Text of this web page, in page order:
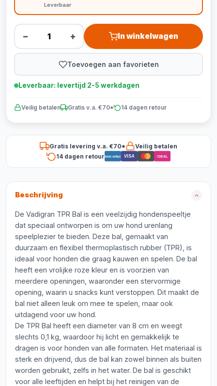
Leverbaar
− + In winkelwagen
Toevoegen aan favorieten
Leverbaar: levertijd 2-5 werkdagen
Veilig betalen Gratis v.a. €70* 14 dagen retour
Gratis levering v.a. €70*
Veilig betalen
14 dagen retourBancontact VISA iDEAL
Beschrijving
De Vadigran TPR Bal is een veelzijdig hondenspeeltje
dat speciaal ontworpen is om uw hond urenlang
speelplezier te bieden. Deze bal, gemaakt van
duurzaam en flexibel thermoplastisch rubber (TPR), is
ideaal voor honden die graag kauwen en spelen. De bal
heeft een vrolijke roze kleur en is voorzien van
meerdere openingen, waaronder een stervormige
opening, waarin u snacks kunt verstoppen. Dit maakt de
bal niet alleen leuk om mee te spelen, maar ook
uitdagend voor uw hond.
De TPR Bal heeft een diameter van 8 cm en weegt
slechts 0,1 kg, waardoor hij licht en gemakkelijk te
dragen is voor honden van alle formaten. Het materiaal is
sterk en drijvend, dus de bal kan zowel binnen als buiten
worden gebruikt, zelfs in het water. De bal is geschikt
voor alle leeftijden en helpt bij het reinigen van de